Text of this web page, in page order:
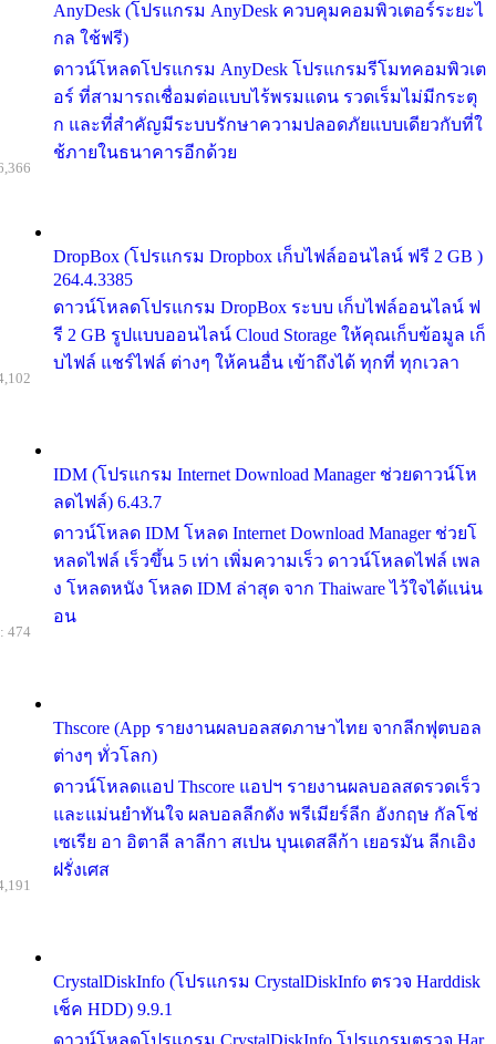
AnyDesk (โปรแกรม AnyDesk ควบคุมคอมพิวเตอร์ระยะไ
กล ใช้ฟรี)
ดาวน์โหลดโปรแกรม AnyDesk โปรแกรมรีโมทคอมพิวเต
อร์ ที่สามารถเชื่อมต่อแบบไร้พรมแดน รวดเร็มไม่มีกระตุ
ก และที่สำคัญมีระบบรักษาความปลอดภัยแบบเดียวกับที่ใ
ช้ภายในธนาคารอีกด้วย
DropBox (โปรแกรม Dropbox เก็บไฟล์ออนไลน์ ฟรี 2 GB )
264.4.3385
ดาวน์โหลดโปรแกรม DropBox ระบบ เก็บไฟล์ออนไลน์ ฟ
รี 2 GB รูปแบบออนไลน์ Cloud Storage ให้คุณเก็บข้อมูล เก็
บไฟล์ แชร์ไฟล์ ต่างๆ ให้คนอื่น เข้าถึงได้ ทุกที่ ทุกเวลา
IDM (โปรแกรม Internet Download Manager ช่วยดาวน์โห
ลดไฟล์) 6.43.7
ดาวน์โหลด IDM โหลด Internet Download Manager ช่วยโ
หลดไฟล์ เร็วขึ้น 5 เท่า เพิ่มความเร็ว ดาวน์โหลดไฟล์ เพล
ง โหลดหนัง โหลด IDM ล่าสุด จาก Thaiware ไว้ใจได้แน่น
อน
Thscore (App รายงานผลบอลสดภาษาไทย จากลีกฟุตบอล
ต่างๆ ทั่วโลก)
ดาวน์โหลดแอป Thscore แอปฯ รายงานผลบอลสดรวดเร็ว
และแม่นยำทันใจ ผลบอลลีกดัง พรีเมียร์ลีก อังกฤษ กัลโช่
เซเรีย อา อิตาลี ลาลีกา สเปน บุนเดสลีก้า เยอรมัน ลีกเอิง
ฝรั่งเศส
474
CrystalDiskInfo (โปรแกรม CrystalDiskInfo ตรวจ Harddisk
เช็ค HDD) 9.9.1
ดาวน์โหลดโปรแกรม CrystalDiskInfo โปรแกรมตรวจ Har